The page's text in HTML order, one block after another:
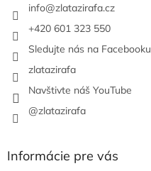
info@zlatazirafa.cz
+420 601 323 550
Sledujte nás na Facebooku
zlatazirafa
Navštivte náš YouTube
@zlatazirafa
Informácie pre vás